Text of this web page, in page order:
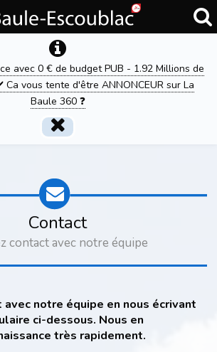
avec 0 € de budget PUB - 1.92 Millions de
vous tente d'être ANNONCEUR sur La
Baule 360 ❓
Contact
contact avec notre équipe
avec notre équipe en nous écrivant
ci-dessous. Nous en
très rapidement.